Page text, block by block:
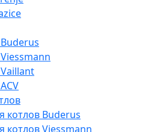
котлов Buderus
котлов Viessmann